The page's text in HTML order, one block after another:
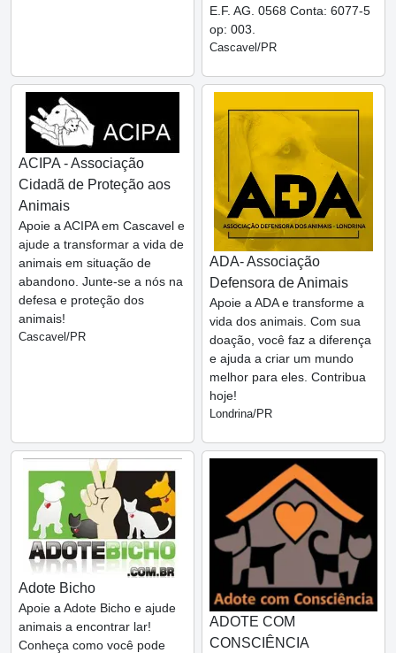
E.F. AG. 0568 Conta: 6077-5
op: 003.
Cascavel/PR
ACIPA - Associação
Cidadã de Proteção aos
Animais
Apoie a ACIPA em Cascavel e
ajude a transformar a vida de
animais em situação de
abandono. Junte-se a nós na
defesa e proteção dos
animais!
Cascavel/PR
ADA- Associação
Defensora de Animais
Apoie a ADA e transforme a
vida dos animais. Com sua
doação, você faz a diferença
e ajuda a criar um mundo
melhor para eles. Contribua
hoje!
Londrina/PR
Adote Bicho
Apoie a Adote Bicho e ajude
animais a encontrar lar!
Conheça como você pode
ADOTE COM
CONSCIÊNCIA